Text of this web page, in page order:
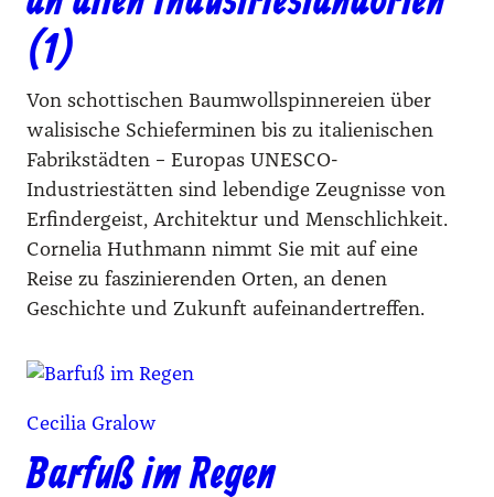
(1)
Von schottischen Baumwollspinnereien über
walisische Schieferminen bis zu italienischen
Fabrikstädten – Europas UNESCO-
Industriestätten sind lebendige Zeugnisse von
Erfindergeist, Architektur und Menschlichkeit.
Cornelia Huthmann nimmt Sie mit auf eine
Reise zu faszinierenden Orten, an denen
Geschichte und Zukunft aufeinandertreffen.
Cecilia Gralow
Barfuß im Regen